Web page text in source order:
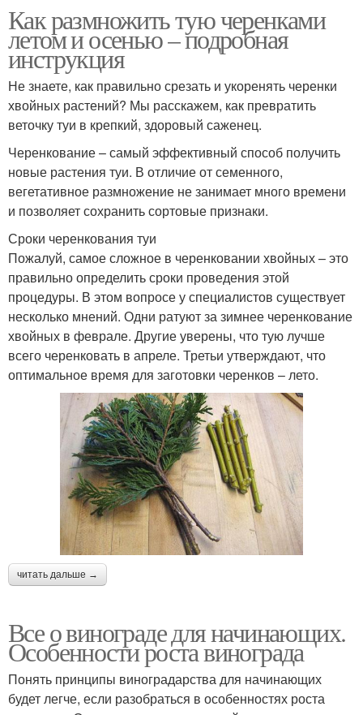
Как размножить тую черенками
летом и осенью – подробная
инструкция
Не знаете, как правильно срезать и укоренять черенки
хвойных растений? Мы расскажем, как превратить
веточку туи в крепкий, здоровый саженец.
Черенкование – самый эффективный способ получить
новые растения туи. В отличие от семенного,
вегетативное размножение не занимает много времени
и позволяет сохранить сортовые признаки.
Сроки черенкования туи
Пожалуй, самое сложное в черенковании хвойных – это
правильно определить сроки проведения этой
процедуры. В этом вопросе у специалистов существует
несколько мнений. Одни ратуют за зимнее черенкование
хвойных в феврале. Другие уверены, что тую лучше
всего черенковать в апреле. Третьи утверждают, что
оптимальное время для заготовки черенков – лето.
читать дальше →
Все о винограде для начинающих.
Особенности роста винограда
Понять принципы виноградарства для начинающих
будет легче, если разобраться в особенностях роста